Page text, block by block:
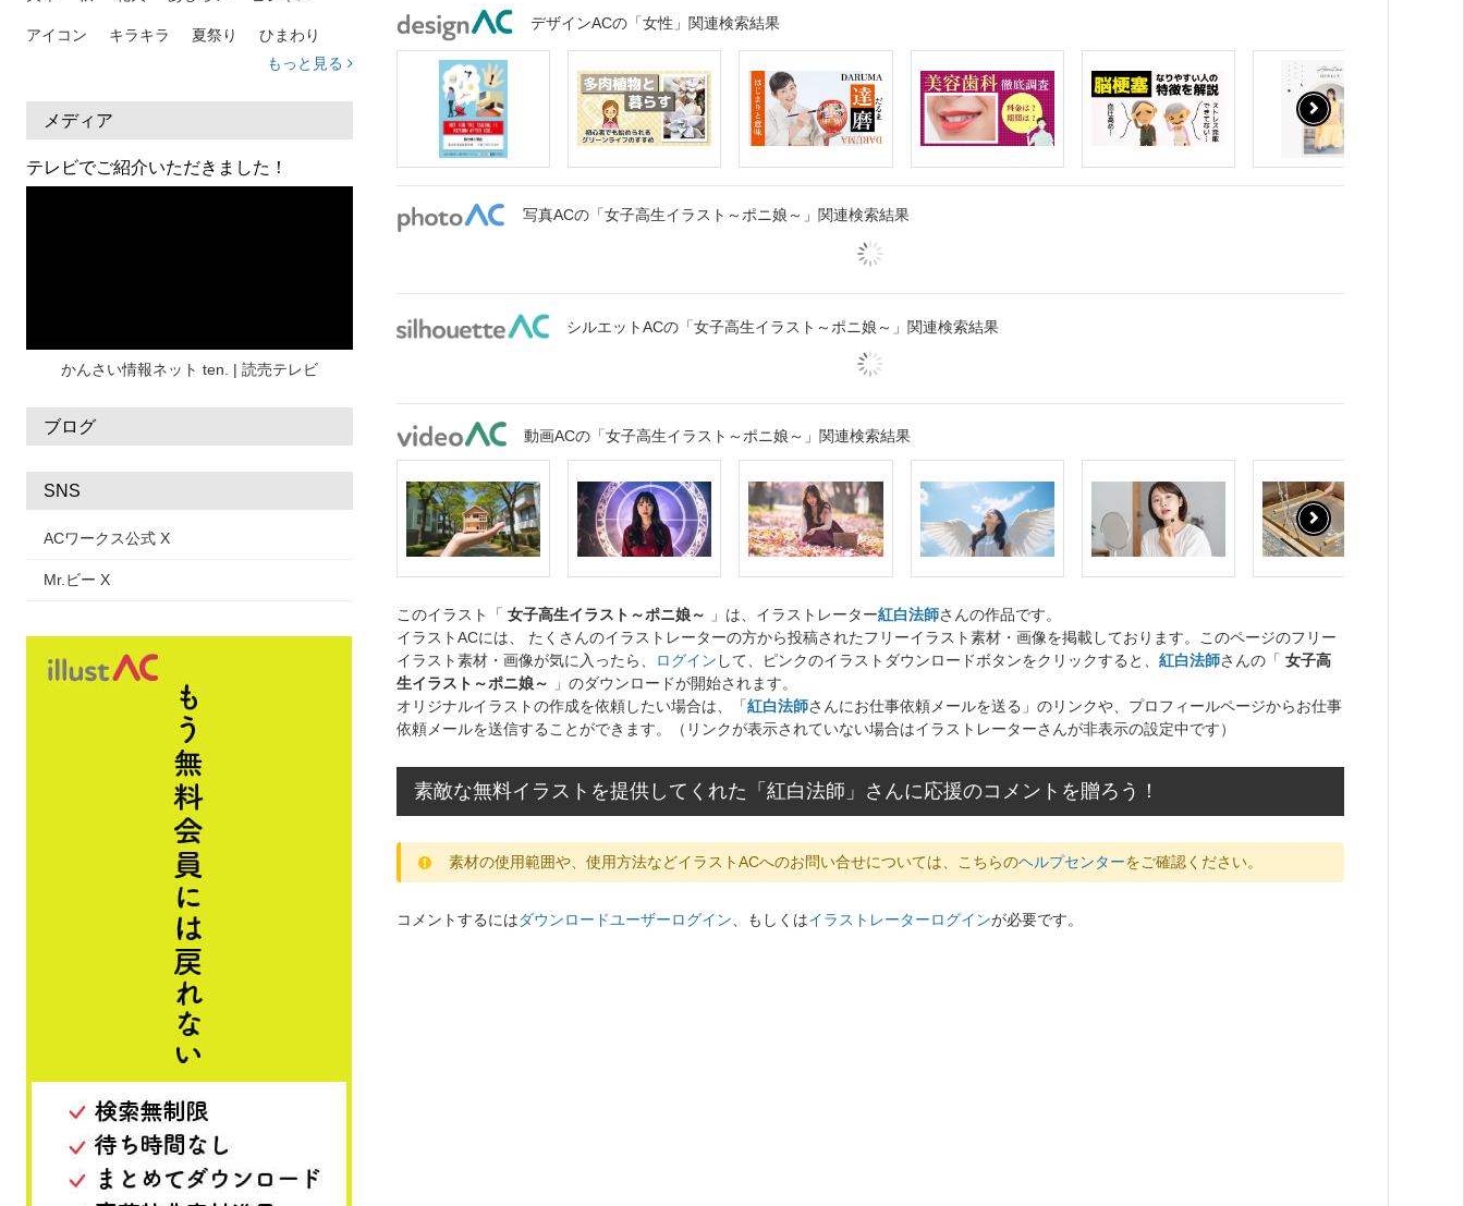
アイコン キラキラ 夏祭り ひまわり
熱中症
人物 暑中見舞い
日本地図 海
もっと見る
メディア
テレビでご紹介いただきました！
かんさい情報ネット ten. | 読売テレビ
ブログ
SNS
ACワークス公式 X
Mr.ビー X
デザインACの「女性」関連検索結果
写真ACの「女子高生イラスト～ポニ娘～」関連検索結果
シルエットACの「女子高生イラスト～ポニ娘～」関連検索結果
動画ACの「女子高生イラスト～ポニ娘～」関連検索結果
このイラスト「 女子高生イラスト～ポニ娘～ 」は、イラストレーター紅白法師さんの作品です。
イラストACには、 たくさんのイラストレーターの方から投稿されたフリーイラスト素材・画像を掲載しております。このページのフリー
イラスト素材・画像が気に入ったら、
ログイン して、ピンクのイラストダウンロードボタンをクリックすると、 紅白法師さんの「 女子高
生イラスト～ポニ娘～
」のダウンロードが開始されます。
オリジナルイラストの作成を依頼したい場合は、「紅白法師さんにお仕事依頼メールを送る」のリンクや、プロフィールページからお仕事
依頼メールを送信することができます。（リンクが表示されていない場合はイラストレーターさんが非表示の設定中です）
素敵な無料イラストを提供してくれた「紅白法師」さんに応援のコメントを贈ろう！
素材の使用範囲や、使用方法などイラストACへのお問い合せについては、こちらのヘルプセンターをご確認ください。
コメントするにはダウンロードユーザーログイン、もしくはイラストレーターログインが必要です。